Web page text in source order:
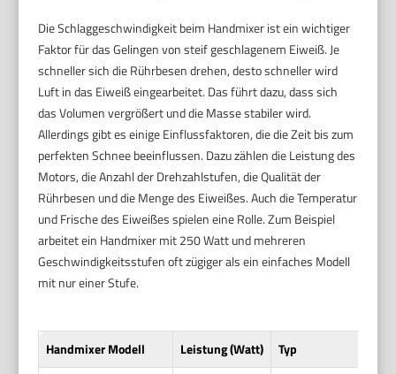
Die Schlaggeschwindigkeit beim Handmixer ist ein wichtiger
Faktor für das Gelingen von steif geschlagenem Eiweiß. Je
schneller sich die Rührbesen drehen, desto schneller wird
Luft in das Eiweiß eingearbeitet. Das führt dazu, dass sich
das Volumen vergrößert und die Masse stabiler wird.
Allerdings gibt es einige Einflussfaktoren, die die Zeit bis zum
perfekten Schnee beeinflussen. Dazu zählen die Leistung des
Motors, die Anzahl der Drehzahlstufen, die Qualität der
Rührbesen und die Menge des Eiweißes. Auch die Temperatur
und Frische des Eiweißes spielen eine Rolle. Zum Beispiel
arbeitet ein Handmixer mit 250 Watt und mehreren
Geschwindigkeitsstufen oft zügiger als ein einfaches Modell
mit nur einer Stufe.
Handmixer Modell Leistung (Watt)
Typ